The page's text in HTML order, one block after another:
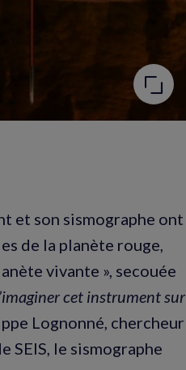
et son sismographe ont
de la planète rouge,
vivante », secouée
cet instrument sur
Lognonné, chercheur
SEIS, le sismographe